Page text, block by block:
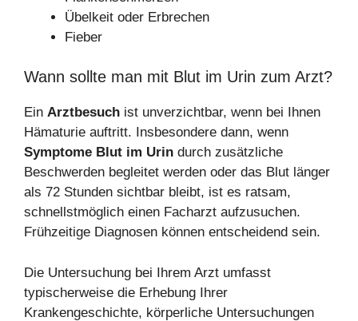
Übelkeit oder Erbrechen
Fieber
Wann sollte man mit Blut im Urin zum Arzt?
Ein Arztbesuch ist unverzichtbar, wenn bei Ihnen
Hämaturie auftritt. Insbesondere dann, wenn
Symptome Blut im Urin durch zusätzliche
Beschwerden begleitet werden oder das Blut länger
als 72 Stunden sichtbar bleibt, ist es ratsam,
schnellstmöglich einen Facharzt aufzusuchen.
Frühzeitige Diagnosen können entscheidend sein.
Die Untersuchung bei Ihrem Arzt umfasst
typischerweise die Erhebung Ihrer
Krankengeschichte, körperliche Untersuchungen